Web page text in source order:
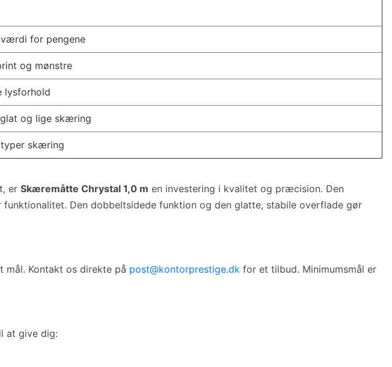
for pengene
og mønstre
lysforhold
og lige skæring
skæring
er Skæremåtte Chrystal 1,0 m en investering i kvalitet og præcision. Den
Den dobbeltsidede funktion og den glatte, stabile overflade gør
mål. Kontakt os direkte på post@kontorprestige.dk for et tilbud. Minimumsmål er
at give dig: